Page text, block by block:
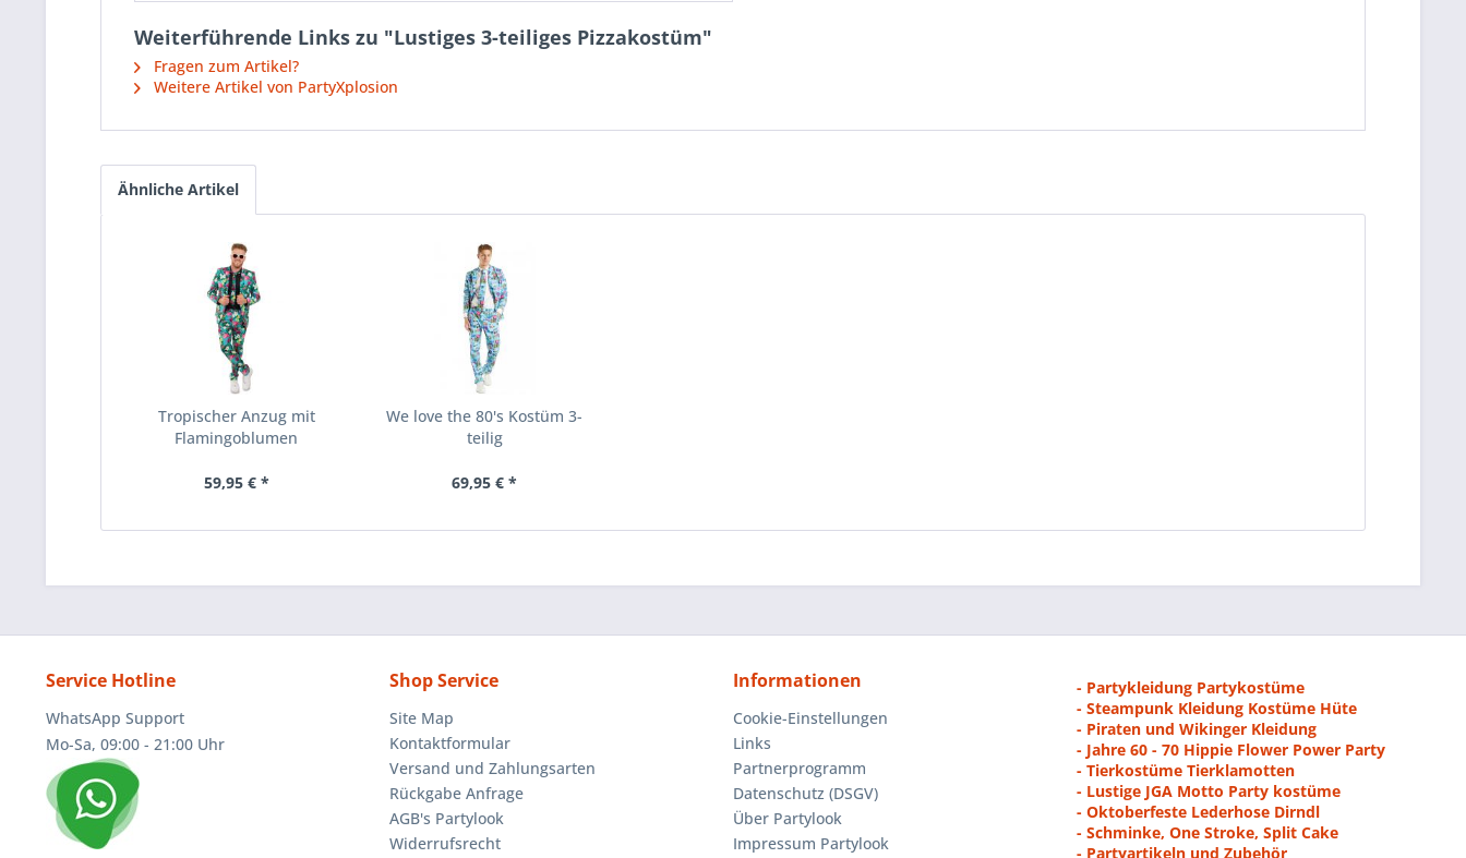
Weiterführende Links zu "Lustiges 3-teiliges Pizzakostüm"
Fragen zum Artikel?
Weitere Artikel von PartyXplosion
Ähnliche Artikel
Tropischer Anzug mit
Flamingoblumen
59,95 € *
We love the 80's Kostüm 3-
teilig
69,95 € *
Service Hotline
WhatsApp Support
Mo-Sa, 09:00 - 21:00 Uhr
Shop Service
Site Map
Kontaktformular
Versand und Zahlungsarten
Rückgabe Anfrage
AGB's Partylook
Widerrufsrecht
Informationen
Cookie-Einstellungen
Links
Partnerprogramm
Datenschutz (DSGV)
Über Partylook
Impressum Partylook
- Partykleidung Partykostüme
- Steampunk Kleidung Kostüme Hüte
- Piraten und Wikinger Kleidung
- Jahre 60 - 70 Hippie Flower Power Party
- Tierkostüme Tierklamotten
- Lustige JGA Motto Party kostüme
- Oktoberfeste Lederhose Dirndl
- Schminke, One Stroke, Split Cake
- Partyartikeln und Zubehör